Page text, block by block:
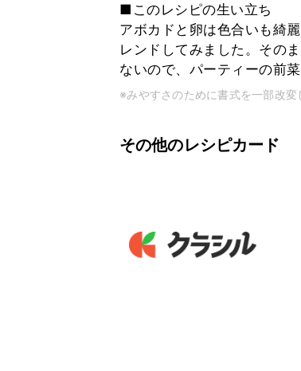
■このレシピの生い立ち
アボカドと卵は色合いも綺
レンドしてみました。その
ないので、パーティーの前
※みやすさのために書式を一部改変
その他のレシピカード